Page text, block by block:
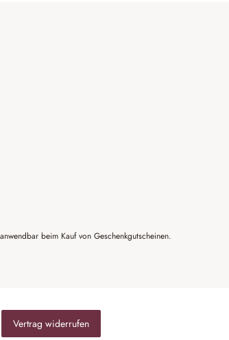
beim Kauf von Geschenkgutscheinen.
Vertrag widerrufen